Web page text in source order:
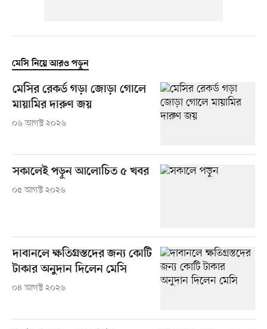
মেসি নিয়ে আরও পড়ুন
মেসির রেকর্ড গড়া জোড়া গোলে
মায়ামির দারুণ জয়
০৬ আগস্ট ২০২৬
সকালেই পড়ুন আলোচিত ৫ খবর
০৫ আগস্ট ২০২৬
দাবানলে ক্ষতিগ্রস্তদের জন্য কোটি
টাকার অনুদান দিলেন মেসি
০৪ আগস্ট ২০২৬